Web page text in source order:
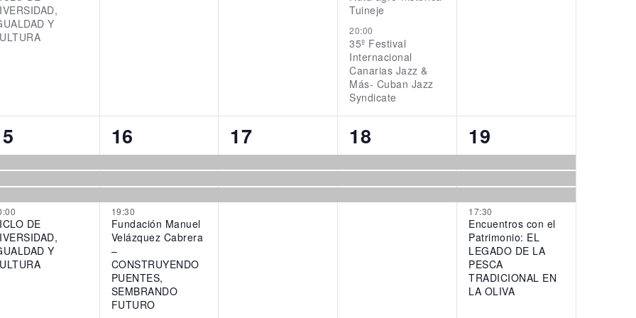
Y
Tuineje
20:00
35º Festival
Internacional
Canarias Jazz &
Más- Cuban Jazz
Syndicate
DE
Y
4
events,
16
19:30
Fundación Manuel
Velázquez Cabrera
–
CONSTRUYENDO
PUENTES,
SEMBRANDO
FUTURO
3
events,
17
3
events,
18
4
events,
19
17:30
Encuentros con el
Patrimonio: EL
LEGADO DE LA
PESCA
TRADICIONAL EN
LA OLIVA